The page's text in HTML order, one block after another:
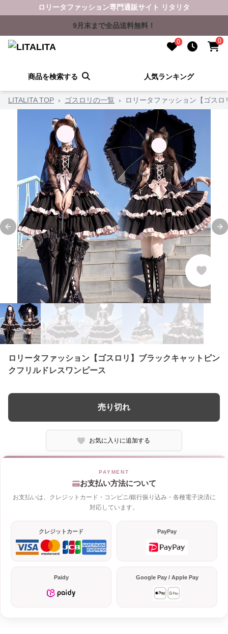
ロリータファッション専門通販サイト リタリタ
9月末まで全品送料無料！
0 0
商品を検索する 人気ランキング
LITALITA TOP › ゴスロリの一覧 › ロリータファッション【ゴス
Previous slide
ロリータファッション【ゴスロリ】ブラックキャットピン
クフリルドレスワンピース
売り切れ
お気に入りに追加する
お支払い方法について
お支払いは、クレジットカード・コンビニ/銀行振り込み・各種電子決済に
対応しています。
クレジットカード PayPay
Paidy Google Pay / Apple Pay